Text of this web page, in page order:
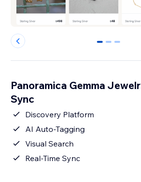
0 1 2
Panoramica Gemma
Sync
Discovery Platform
AI Auto-Tagging
Visual Search
Real-Time Sync